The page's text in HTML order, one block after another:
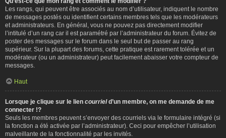
Les rangs, qui peuvent être associés au nom d’utilisateur, indiquent le nombre
de messages postés ou identifient certains membres tels que les modérateurs
et administrateurs. En général, vous ne pouvez pas directement modifier
l’intitulé d’un rang car il est paramétré par l’administrateur du forum. Évitez de
poster des messages sur le forum dans le seul but de passer au rang
supérieur. Sur la plupart des forums, cette pratique est rarement tolérée et un
modérateur (ou un administrateur) peut facilement abaisser votre compteur de
messages.
Haut
Lorsque je clique sur le lien courrield’un membre, on me demande de me
connecter !?
Seuls les membres peuvent s’envoyer des courriels via le formulaire intégré (si
la fonction a été activée par l’administrateur). Ceci pour empêcher l’utilisation
malveillante de la fonctionnalité par les invités.